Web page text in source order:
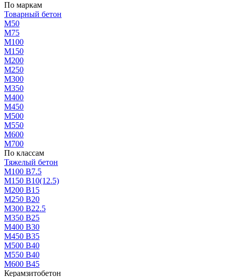
По маркам
Товарный бетон
М50
М75
М100
М150
М200
М250
М300
М350
М400
М450
М500
М550
М600
М700
По классам
Тяжелый бетон
М100 В7.5
М150 В10(12.5)
М200 В15
М250 В20
М300 В22.5
М350 В25
М400 В30
М450 В35
М500 В40
М550 В40
М600 В45
Керамзитобетон